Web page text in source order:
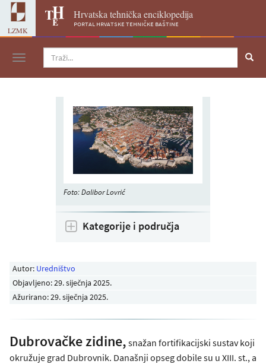
LZMK
Hrvatska tehnička enciklopedija
portal hrvatske tehničke baštine
Navigacija
Autor: Uredništvo
Objavljeno:29. siječnja 2025.
Ažurirano: 29. siječnja 2025.
Dubrovačke zidine, snažan fortifikacijski sustav koji
okružuje grad Dubrovnik. Današnji opseg dobile su u XIII. st., a
Foto: Dalibor Lovrić
Kategorije i područja